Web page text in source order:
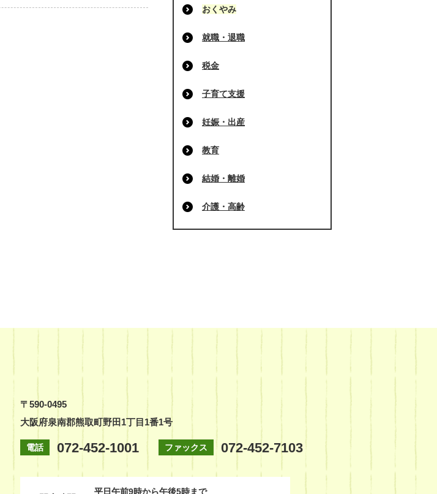
おくやみ
就職・退職
税金
子育て支援
妊娠・出産
教育
結婚・離婚
介護・高齢
〒590-0495
大阪府泉南郡熊取町野田1丁目1番1号
電話 072-452-1001 ファックス 072-452-7103
平日午前9時から午後5時まで